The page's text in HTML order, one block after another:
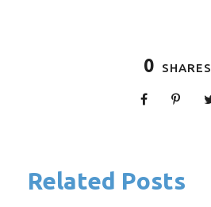
0 SHARES
Related Posts